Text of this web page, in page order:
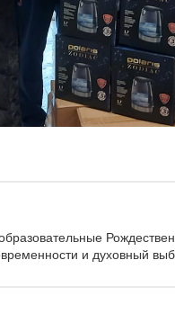
и духовный